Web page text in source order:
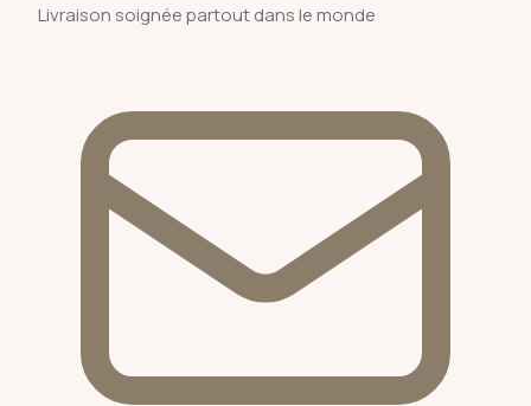
Livraison soignée partout dans le monde